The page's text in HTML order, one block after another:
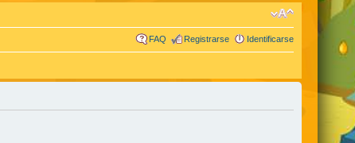
FAQ Registrarse Identificarse